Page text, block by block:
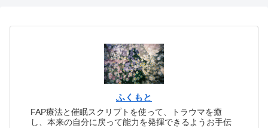
ふくもと
FAP療法と催眠スクリプトを使って、トラウマを癒
し、本来の自分に戻って能力を発揮できるようお手伝